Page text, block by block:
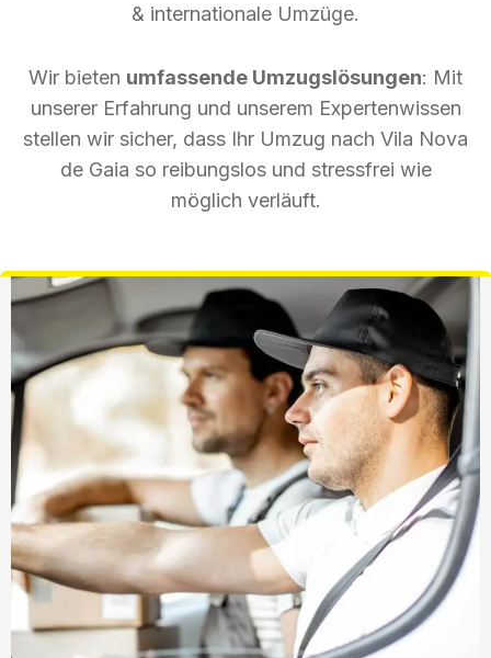
& internationale Umzüge.
Wir bieten umfassende Umzugslösungen: Mit
unserer Erfahrung und unserem Expertenwissen
stellen wir sicher, dass Ihr Umzug nach Vila Nova
de Gaia so reibungslos und stressfrei wie
möglich verläuft.